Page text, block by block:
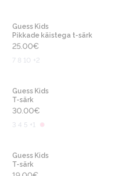
Guess Kids
Pikkade käistega t-särk
25.00€
7 8 10 +2
Guess Kids
T-särk
30.00€
3 4 5 +1
Guess Kids
T-särk